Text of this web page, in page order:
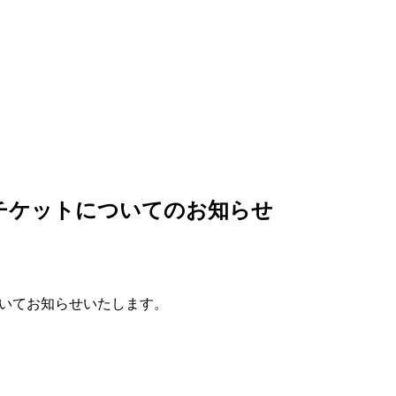
ケットについてのお知らせ
てお知らせいたします。